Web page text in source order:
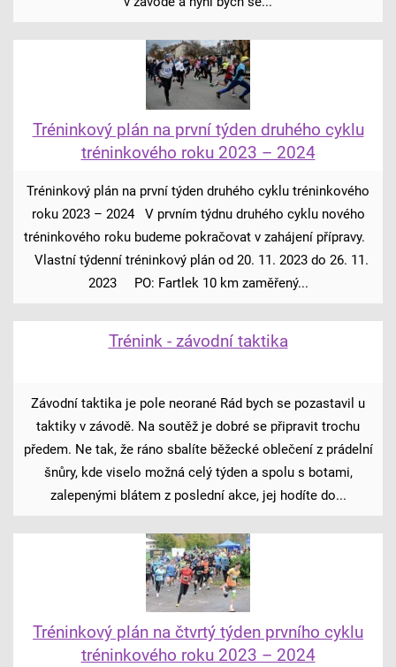
Tréninkový plán na první týden druhého cyklu
tréninkového roku 2023 – 2024
Tréninkový plán na první týden druhého cyklu tréninkového
roku 2023 – 2024 V prvním týdnu druhého cyklu nového
tréninkového roku budeme pokračovat v zahájení přípravy.
Vlastní týdenní tréninkový plán od 20. 11. 2023 do 26. 11.
2023 PO: Fartlek 10 km zaměřený...
Trénink - závodní taktika
Závodní taktika je pole neorané Rád bych se pozastavil u
taktiky v závodě. Na soutěž je dobré se připravit trochu
předem. Ne tak, že ráno sbalíte běžecké oblečení z prádelní
šnůry, kde viselo možná celý týden a spolu s botami,
zalepenými blátem z poslední akce, jej hodíte do...
Tréninkový plán na čtvrtý týden prvního cyklu
tréninkového roku 2023 – 2024